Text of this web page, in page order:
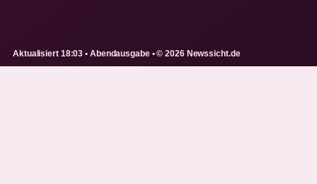
Aktualisiert 18:03 • Abendausgabe • © 2026 Newssicht.de